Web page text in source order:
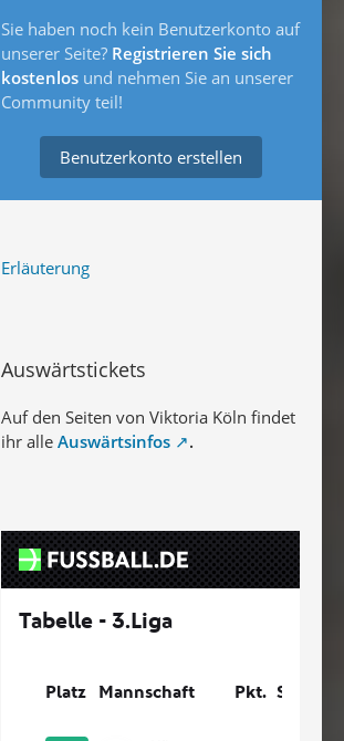
Sie haben noch kein Benutzerkonto auf
unserer Seite? Registrieren Sie sich
kostenlos und nehmen Sie an unserer
Community teil!
Benutzerkonto erstellen
Erläuterung
Auswärtstickets
Auf den Seiten von Viktoria Köln findet
ihr alle Auswärtsinfos .